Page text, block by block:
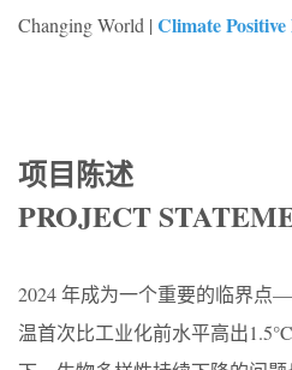
Changing World | Climate Positive
项目陈述
PROJECT
2024 年成为一个重要的临界
温首次比工业化前水平高出